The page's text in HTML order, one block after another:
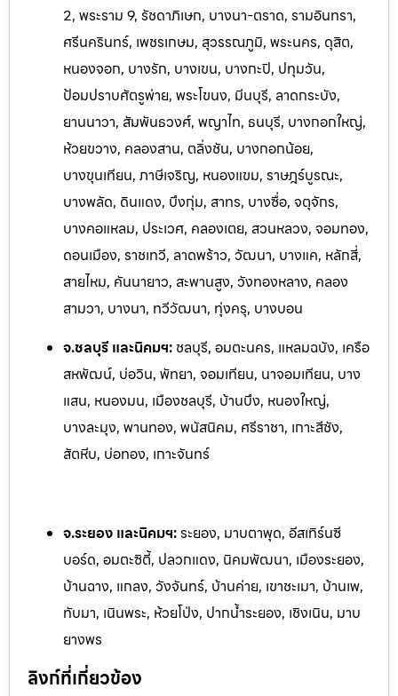
2, พระราม 9, รัชดาภิเษก, บางนา-ตราด, รามอินทรา,
ศรีนครินทร์, เพชรเกษม, สุวรรณภูมิ, พระนคร, ดุสิต,
หนองจอก, บางรัก, บางเขน, บางกะปิ, ปทุมวัน,
ป้อมปราบศัตรูพ่าย, พระโขนง, มีนบุรี, ลาดกระบัง,
ยานนาวา, สัมพันธวงศ์, พญาไท, ธนบุรี, บางกอกใหญ่,
ห้วยขวาง, คลองสาน, ตลิ่งชัน, บางกอกน้อย,
บางขุนเทียน, ภาษีเจริญ, หนองแขม, ราษฎร์บูรณะ,
บางพลัด, ดินแดง, บึงกุ่ม, สาทร, บางซื่อ, จตุจักร,
บางคอแหลม, ประเวศ, คลองเตย, สวนหลวง, จอมทอง,
ดอนเมือง, ราชเทวี, ลาดพร้าว, วัฒนา, บางแค, หลักสี่,
สายไหม, คันนายาว, สะพานสูง, วังทองหลาง, คลอง
สามวา, บางนา, ทวีวัฒนา, ทุ่งครุ, บางบอน
จ.ชลบุรี และนิคมฯ: ชลบุรี, อมตะนคร, แหลมฉบัง, เครือ
สหพัฒน์, บ่อวิน, พัทยา, จอมเทียน, นาจอมเทียน, บาง
แสน, หนองมน, เมืองชลบุรี, บ้านบึง, หนองใหญ่,
บางละมุง, พานทอง, พนัสนิคม, ศรีราชา, เกาะสีชัง,
สัตหีบ, บ่อทอง, เกาะจันทร์
จ.ระยอง และนิคมฯ:ระยอง, มาบตาพุด, อีสเทิร์นซี
บอร์ด, อมตะซิตี้, ปลวกแดง, นิคมพัฒนา, เมืองระยอง,
บ้านฉาง, แกลง, วังจันทร์, บ้านค่าย, เขาชะเมา, บ้านเพ,
ทับมา, เนินพระ, ห้วยโป่ง, ปากน้ำระยอง, เชิงเนิน, มาบ
ยางพร
ลิงก์ที่เกี่ยวข้อง